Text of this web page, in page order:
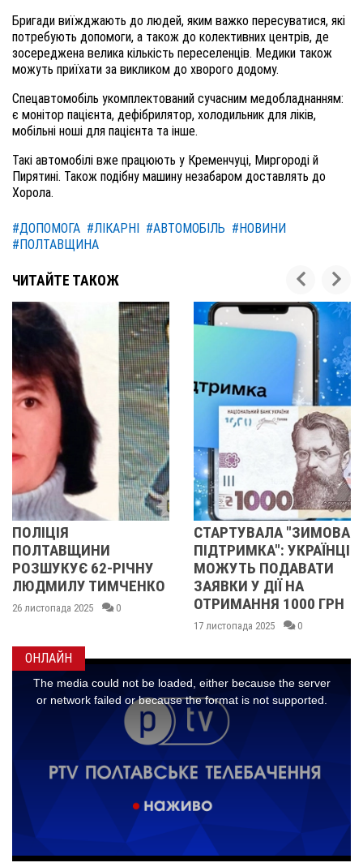
Бригади виїжджають до людей, яким важко пересуватися, які
потребують допомоги, а також до колективних центрів, де
зосереджена велика кількість переселенців. Медики також
можуть приїхати за викликом до хворого додому.
Спецавтомобіль укомплектований сучасним медобладнанням:
є монітор пацієнта, дефібрилятор, холодильник для ліків,
мобільні ноші для пацієнта та інше.
Такі автомобілі вже працюють у Кременчуці, Миргороді й
Пирятині. Також подібну машину незабаром доставлять до
Хорола.
#ДОПОМОГА #ЛІКАРНІ #АВТОМОБІЛЬ #НОВИНИ
#ПОЛТАВЩИНА
ЧИТАЙТЕ ТАКОЖ
62-РІЧНУ
ТИМЧЕНКО
листопада 2025 0
СТАРТУВАЛА "ЗИМОВА
ПІДТРИМКА": УКРАЇНЦІ
МОЖУТЬ ПОДАВАТИ
ЗАЯВКИ У ДІЇ НА
ОТРИМАННЯ 1000 ГРН
17 листопада 2025 0
ОНЛАЙН